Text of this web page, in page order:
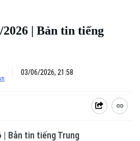
| Bản tin tiếng
03/06/2026, 21:58
Bản tin tiếng Trung